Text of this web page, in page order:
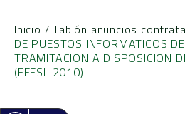
Inicio /Tablón anuncios
DE PUESTOS INFORMATICOS
TRAMITACION A DISPOSICION
(FEESL 2010)